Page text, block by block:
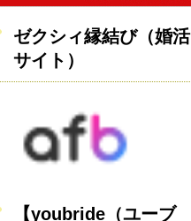
ゼクシィ縁結び（婚活
サイト）
【youbride（ユーブ